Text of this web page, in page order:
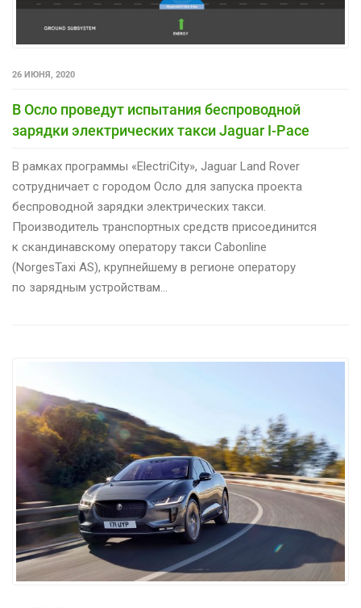
26 ИЮНЯ, 2020
В Осло проведут испытания беспроводной
зарядки электрических такси Jaguar I-Pace
В рамках программы «ElectriCity», Jaguar Land Rover
сотрудничает с городом Осло для запуска проекта
беспроводной зарядки электрических такси.
Производитель транспортных средств присоединится
к скандинавскому оператору такси Cabonline
(NorgesTaxi AS), крупнейшему в регионе оператору
по зарядным устройствам…